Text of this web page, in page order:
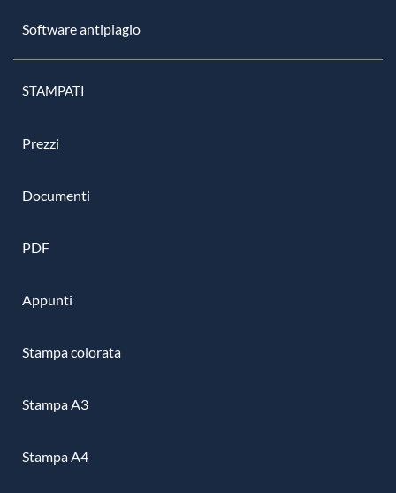
Software antiplagio
STAMPATI
Prezzi
Documenti
PDF
Appunti
Stampa colorata
Stampa A3
Stampa A4